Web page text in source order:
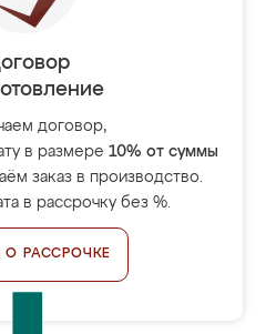
договор,
в размере 10% от суммы
заказ в производство.
в рассрочку без %.
О РАССРОЧКЕ